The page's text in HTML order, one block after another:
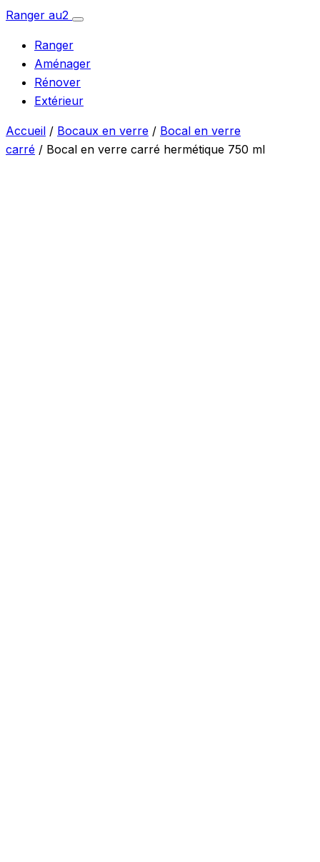
Aller
contenu
Ranger au2
Ouvrir
Ranger
Aménager
Rénover
Extérieur
Accueil / Bocaux en verre / Bocal en verre
carré / Bocal en verre carré hermétique 750 ml